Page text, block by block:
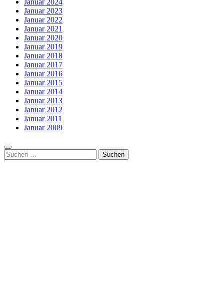
Januar 2024
Januar 2023
Januar 2022
Januar 2021
Januar 2020
Januar 2019
Januar 2018
Januar 2017
Januar 2016
Januar 2015
Januar 2014
Januar 2013
Januar 2012
Januar 2011
Januar 2009
Suchen
nach: